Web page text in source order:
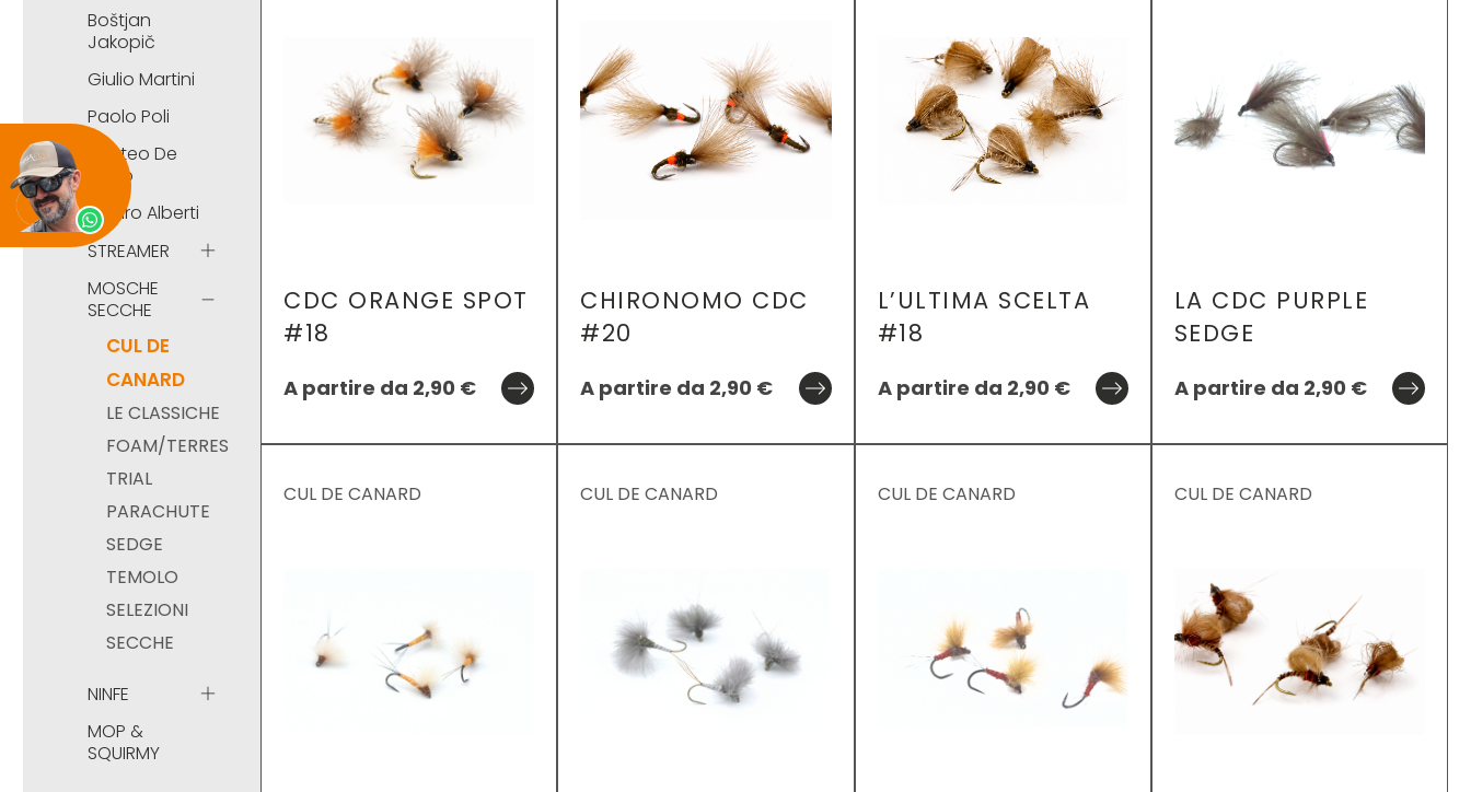
Boštjan
Jakopič
Giulio Martini
Paolo Poli
Matteo De
Falco
Mauro Alberti
STREAMER
MOSCHE
SECCHE
CUL DE
CANARD
LE CLASSICHE
FOAM/TERRES
TRIAL
PARACHUTE
SEDGE
TEMOLO
SELEZIONI
SECCHE
NINFE
MOP &
SQUIRMY
CDC ORANGE SPOT
#18
A partire da 2,90 €
CHIRONOMO CDC
#20
A partire da 2,90 €
L’ULTIMA SCELTA
#18
A partire da 2,90 €
LA CDC PURPLE
SEDGE
A partire da 2,90 €
CUL DE CANARD CUL DE CANARD CUL DE CANARD CUL DE CANARD